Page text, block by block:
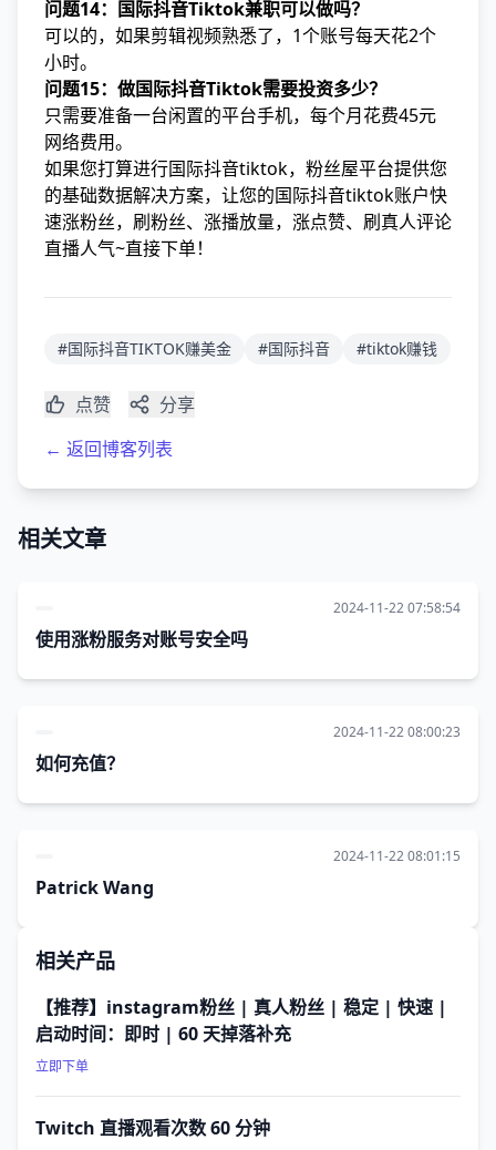
问题14：国际抖音Tiktok兼职可以做吗？
可以的，如果剪辑视频熟悉了，1个账号每天花2个
小时。
问题15：做国际抖音Tiktok需要投资多少？
只需要准备一台闲置的平台手机，每个月花费45元
网络费用。
如果您打算进行国际抖音tiktok，粉丝屋平台提供您
的基础数据解决方案，让您的国际抖音tiktok账户快
速涨粉丝，刷粉丝、涨播放量，涨点赞、刷真人评论
直播人气~直接下单！
#国际抖音TIKTOK赚美金 #国际抖音 #tiktok赚钱
点赞
分享
← 返回博客列表
相关文章
2024-11-22 07:58:54
使用涨粉服务对账号安全吗
2024-11-22 08:00:23
如何充值？
2024-11-22 08:01:15
Patrick Wang
相关产品
【推荐】instagram粉丝 | 真人粉丝 | 稳定 | 快速 |
启动时间：即时 | 60 天掉落补充
立即下单
Twitch 直播观看次数 60 分钟